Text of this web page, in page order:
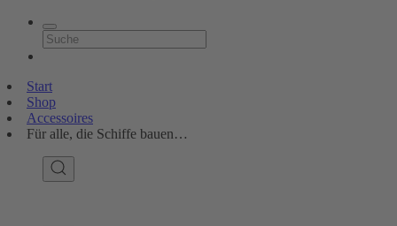
Start
Shop
Accessoires
Für alle, die Schiffe bauen…